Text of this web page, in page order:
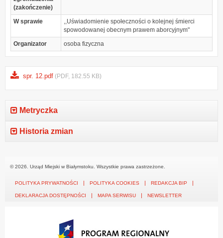
(zakończenie)
W sprawie
,,Uświadomienie społeczności o kolejnej śmierci
spowodowanej obecnym prawem aborcyjnym"
Organizator
osoba fizyczna
spr. 12.pdf (PDF, 182.55 KB)
Metryczka
Historia zmian
© 2026. Urząd Miejski w Białymstoku. Wszystkie prawa zastrzeżone.
POLITYKA PRYWATNOŚCI POLITYKA COOKIES REDAKCJA BIP
DEKLARACJA DOSTĘPNOŚCI MAPA SERWISU NEWSLETTER